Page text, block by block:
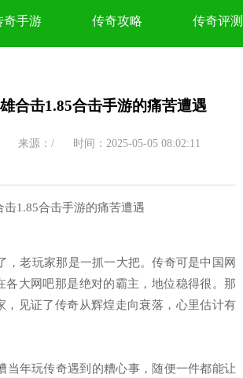
奇手游 传奇攻略 传奇评测
合击1.85合击手游的痛苦遭遇
来源：/ 时间：2025-05-05 08:02:11
1.85合击手游的痛苦遭遇
老玩家那是一抓一大把。传奇可是中国网
各大网吧那是绝对的霸主，地位稳得很。那
，见证了传奇从辉煌走向衰落，心里估计有
年玩传奇遇到的糟心事，随便一件都能让